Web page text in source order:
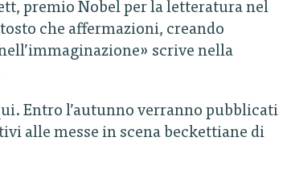
premio Nobel per la letteratura nel
che affermazioni, creando
scrive nella
Entro l’autunno verranno pubblicati
alle messe in scena beckettiane di